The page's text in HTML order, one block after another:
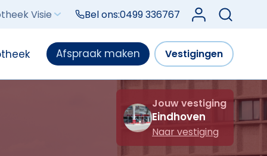
Visie Bel ons:0499 336767 Log in bij Mijn
Afspraak maken Vestigingen
Jouw vestiging
Eindhoven
Naar vestiging